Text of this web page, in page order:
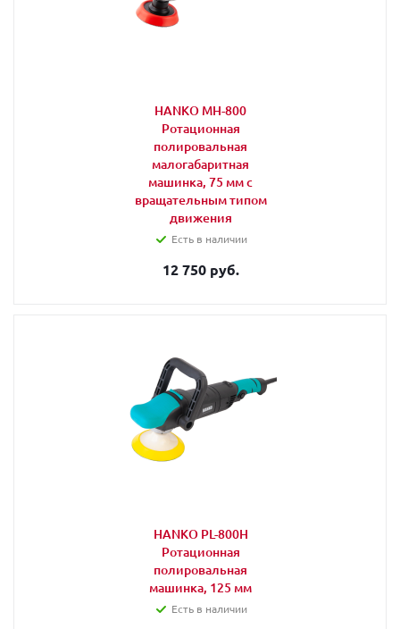
HANKO MH-800
Ротационная
полировальная
малогабаритная
машинка, 75 мм с
вращательным типом
движения
Есть в наличии
12 750 руб.
HANKO PL-800H
Ротационная
полировальная
машинка, 125 мм
Есть в наличии